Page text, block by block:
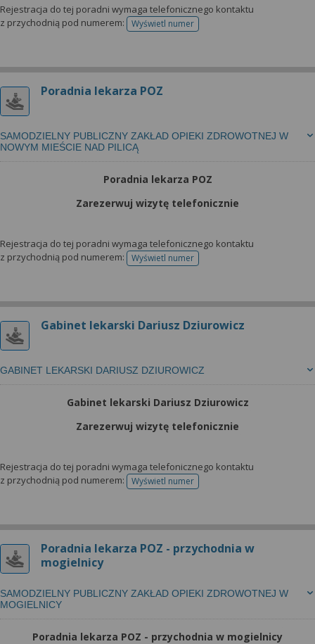
Rejestracja do tej poradni wymaga telefonicznego kontaktu
z przychodnią pod numerem:
Wyświetl numertelefonu do rejestracji
Poradnia lekarza POZ
SAMODZIELNY PUBLICZNY ZAKŁAD OPIEKI ZDROWOTNEJ W
NOWYM MIEŚCIE NAD PILICĄ
Poradnia lekarza POZ
Zarezerwuj wizytę telefonicznie
Rejestracja do tej poradni wymaga telefonicznego kontaktu
z przychodnią pod numerem:
Wyświetl numertelefonu do rejestracji
Gabinet lekarski Dariusz Dziurowicz
GABINET LEKARSKI DARIUSZ DZIUROWICZ
Gabinet lekarski Dariusz Dziurowicz
Zarezerwuj wizytę telefonicznie
Rejestracja do tej poradni wymaga telefonicznego kontaktu
z przychodnią pod numerem:
Wyświetl numertelefonu do rejestracji
Poradnia lekarza POZ - przychodnia w
mogielnicy
SAMODZIELNY PUBLICZNY ZAKŁAD OPIEKI ZDROWOTNEJ W
MOGIELNICY
Poradnia lekarza POZ - przychodnia w mogielnicy